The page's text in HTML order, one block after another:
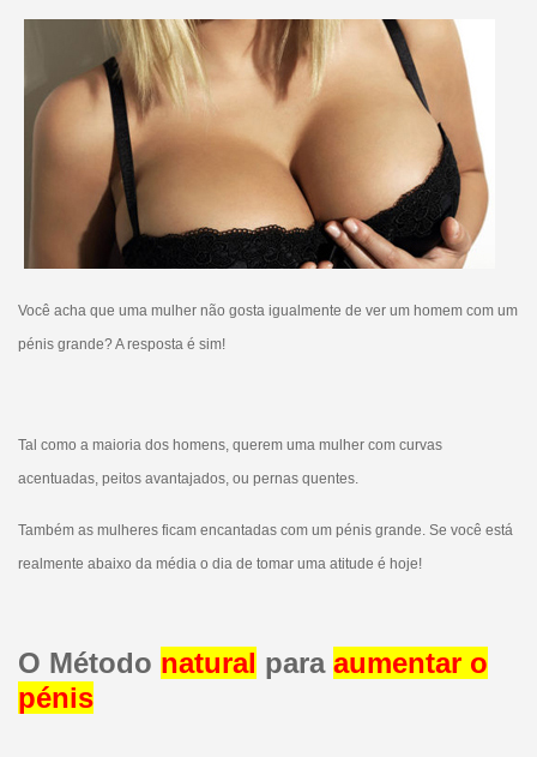
Você acha que uma mulher não gosta igualmente de ver um homem com um
pénis grande? A resposta é sim!
Tal como a maioria dos homens, querem uma mulher com curvas
acentuadas, peitos avantajados, ou pernas quentes.
Também as mulheres ficam encantadas com um pénis grande. Se você está
realmente abaixo da média o dia de tomar uma atitude é hoje!
O Método natural para aumentar o
pénis